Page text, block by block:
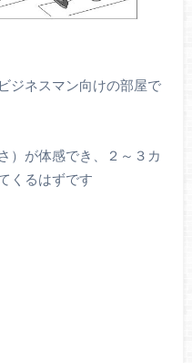
ジネスマン向けの部屋で
）が体感でき、２～３カ
くるはずです